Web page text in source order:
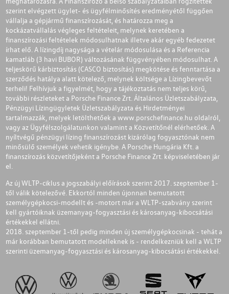
szerint elvégzett ügylet- és ügyfélminősítés eredményétől függően
vállalja a gépjármű finanszírozását, és határozza meg a
kockázatvállalás végleges feltételeit, melynek keretében a
finanszírozási feltételek módosulhatnak illetve akár egyéb fedezetet
írhat elő. A lízingdíj nagysága a vételár módosulása és a Referencia
kamatláb (3 havi BUBOR) változásának függvényében módosulhat. A
teljeskörű kárbiztosítás (CASCO biztosítás) megkötése és fenntartása a
szerződés hatálya alatt kötelező, melynek költsége a Lízingbevevőt
terheli! Felhívjuk a figyelmét, hogy a tájékoztatás nem teljes körű,
további részleteket a Porsche Finance Zrt. Általános Üzletszabályzata,
Pénzügyi Lízingügyletek Üzletszabályzata és Hirdetményei
tartalmazzák, melyek letölthetőek a www.porschefinance.hu oldalról,
vagy az Ügyfélszolgálatunkon valamint a Közvetítőnél elérhetőek. A
nyíltvégű pénzügyi lízing finanszírozást kizárólag fogyasztónak nem
minősülő személyek vehetik igénybe. A Porsche Hungária Kft. a
finanszírozás közvetítőjeként a Porsche Finance Zrt. képviseletében jár
el.
Az új WLTP-ciklus a jogszabályi előírások szerint 2017. szeptember 1-
től válik kötelezővé. Ekkortól minden újonnan bemutatott
személygépkocsi-modellt és -motort már a WLTP-szabvány szerint
kell gyártóiknak üzemanyag-fogyasztási és károsanyag-kibocsátási
értékekkel ellátni.
2018. szeptember 1-től pedig minden új személygépkocsinak - tehát a
már korábban bemutatott modelleknek is - rendelkezniük kell a WLTP
szerinti üzemanyag-fogyasztási és károsanyag-kibocsátási értékekkel.